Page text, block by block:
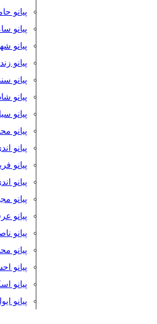
پیانو
پیانو
پیانو
پیانو
پیانو
پیانو
پیانو
پیانو
پیانو
پیانو
پیانو
پیانو
پیانو
پیانو
پیانو
پیانو
پیانو
پیانو